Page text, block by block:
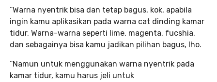
“Warna nyentrik bisa dan tetap bagus, kok, apabila
ingin kamu aplikasikan pada warna cat dinding kamar
tidur. Warna-warna seperti lime, magenta, fucshia,
dan sebagainya bisa kamu jadikan pilihan bagus, lho.
“Namun untuk menggunakan warna nyentrik pada
kamar tidur, kamu harus jeli untuk